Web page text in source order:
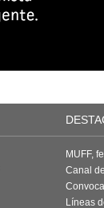
MUFF,
Canal
Líneas